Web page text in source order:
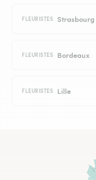
FLEURISTES Strasbourg
FLEURISTES Bordeaux
FLEURISTES Lille